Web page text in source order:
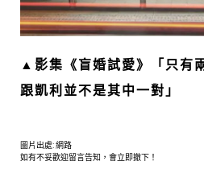
▲影集《盲婚試愛》「只有
跟凱利並不是其中一對」
圖片出處: 網路
如有不妥歡迎留言告知，會立即撤下！